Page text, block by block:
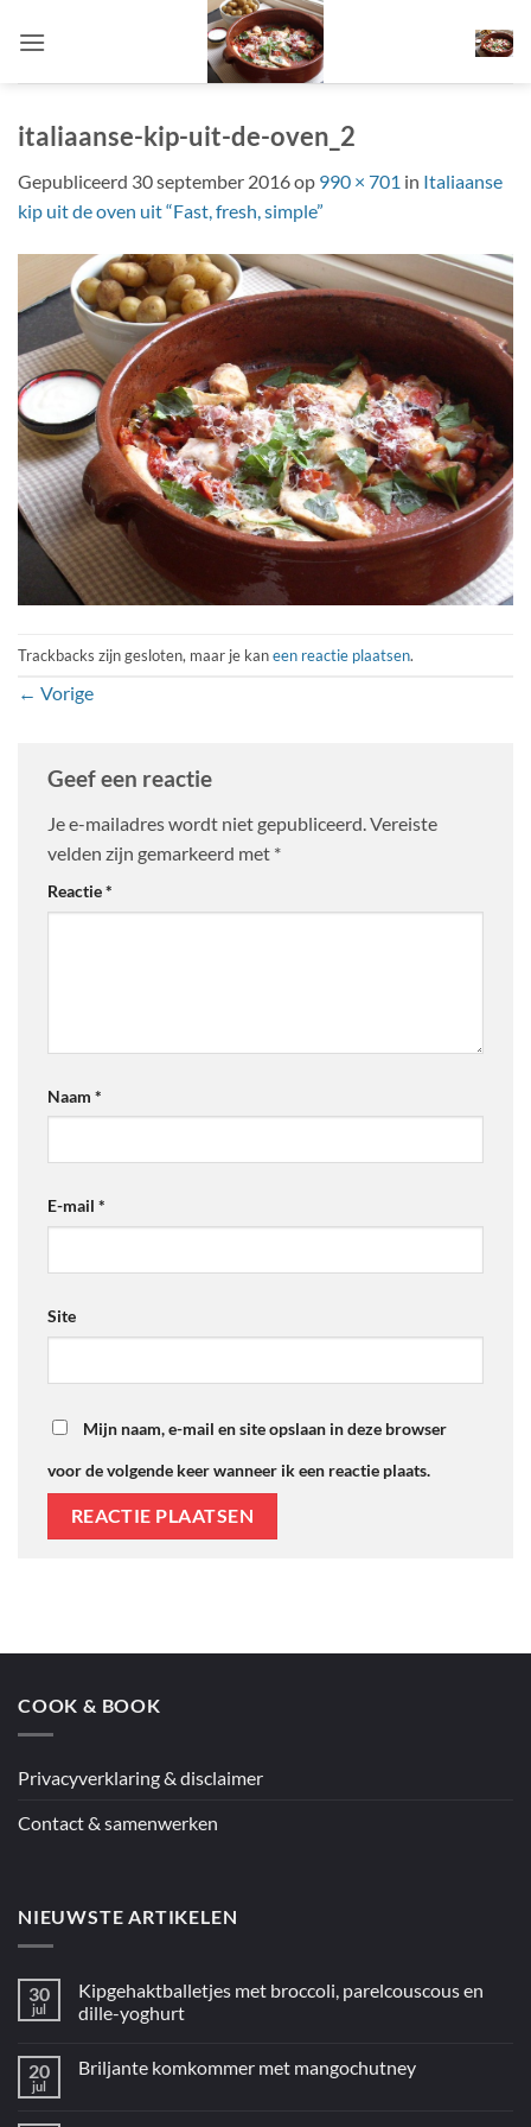
naar
italiaanse-kip-uit-de-oven_2
Gepubliceerd 30 september 2016op 990 × 701 in Italiaanse
kip uit de oven uit “Fast, fresh, simple”
Trackbacks zijn gesloten, maar je kaneen reactie plaatsen.
← Vorige
Geef een reactie
Je e-mailadres wordt niet gepubliceerd.Vereiste
velden zijn gemarkeerd met *
Reactie*
Naam *
E-mail *
Site
Mijn naam, e-mail en site opslaan in deze browser
voor de volgende keer wanneer ik een reactie plaats.
COOK & BOOK
Privacyverklaring & disclaimer
Contact & samenwerken
NIEUWSTE ARTIKELEN
30
jul
Kipgehaktballetjes met broccoli, parelcouscous en
dille-yoghurt
op
Kipgehaktballetjes
20
jul
Briljante komkommer met mangochutney